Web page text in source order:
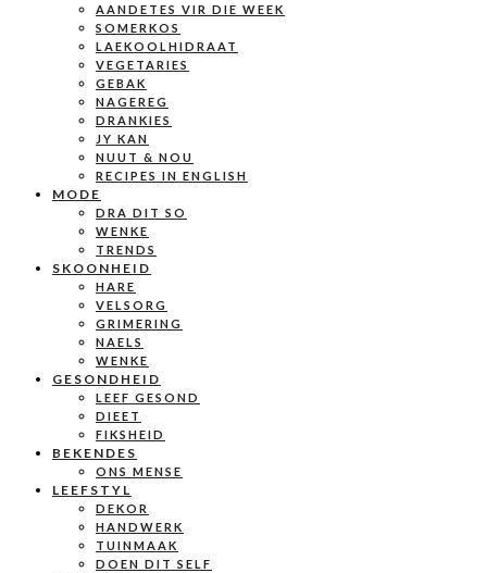
AANDETES VIR DIE WEEK
SOMERKOS
LAEKOOLHIDRAAT
VEGETARIES
GEBAK
NAGEREG
DRANKIES
JY KAN
NUUT & NOU
RECIPES IN ENGLISH
MODE
DRA DIT SO
WENKE
TRENDS
SKOONHEID
HARE
VELSORG
GRIMERING
NAELS
WENKE
GESONDHEID
LEEF GESOND
DIEET
FIKSHEID
BEKENDES
ONS MENSE
LEEFSTYL
DEKOR
HANDWERK
TUINMAAK
DOEN DIT SELF